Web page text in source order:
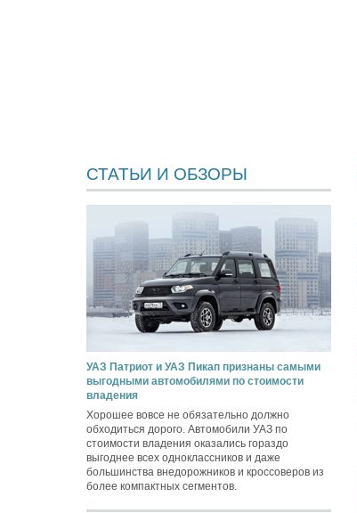
СТАТЬИ И ОБЗОРЫ
УАЗ Патриот и УАЗ Пикап признаны самыми
выгодными автомобилями по стоимости
владения
Хорошее вовсе не обязательно должно
обходиться дорого. Автомобили УАЗ по
стоимости владения оказались гораздо
выгоднее всех одноклассников и даже
большинства внедорожников и кроссоверов из
более компактных сегментов.